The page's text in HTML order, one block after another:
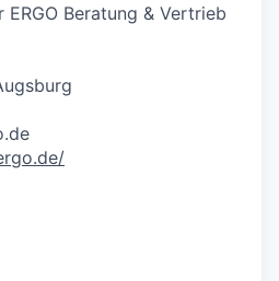
Beratung & Vertrieb